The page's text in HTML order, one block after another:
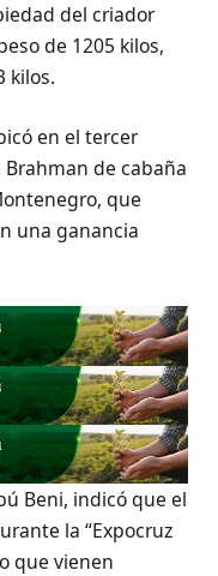
del criador
de 1205 kilos,
kilos.
en el tercer
Brahman de cabaña
que
una ganancia
Beni, indicó que el
la “Expocruz
que vienen